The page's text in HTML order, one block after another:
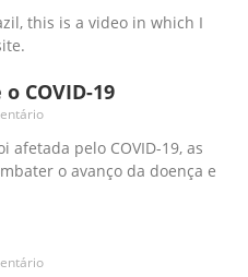
this is a video in which I
COVID-19
pelo COVID-19, as
o avanço da doença e